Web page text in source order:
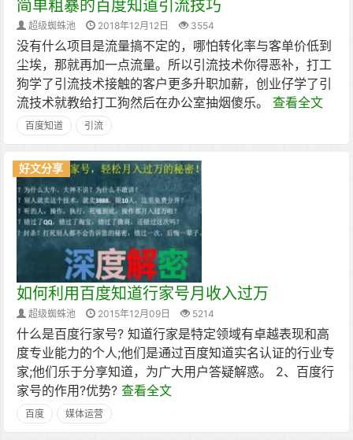
简单粗暴的百度知道引流技巧
超级蜘蛛池 2018年12月12日 3554
没有什么项目是流量搞不定的，哪怕转化率与客单价低到
尘埃，那就再加一点流量。所以引流技术你得恶补，打工
狗学了引流技术接触的客户更多升职加薪，创业仔学了引
流技术就教给打工狗然后在办公室抽烟傻乐。 查看全文
百度知道 引流
好文分享
如何利用百度知道行家号月收入过万
超级蜘蛛池 2015年12月09日 5214
什么是百度行家号? 知道行家是特定领域有卓越表现和高
度专业能力的个人;他们是通过百度知道实名认证的行业专
家;他们乐于分享知道，为广大用户答疑解惑。 2、百度行
家号的作用?优势? 查看全文
百度 媒体运营